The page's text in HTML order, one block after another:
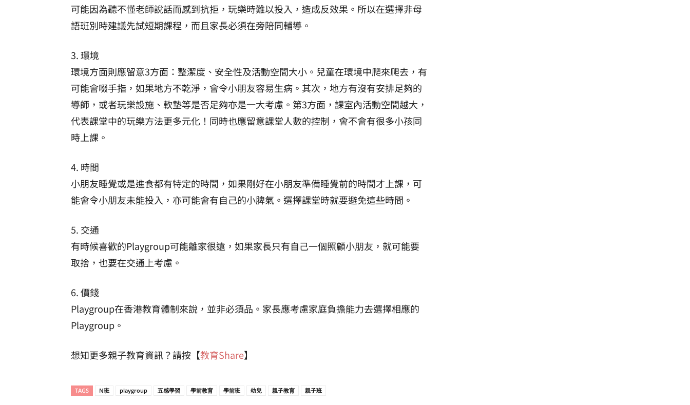
可能因為聽不懂老師說話而感到抗拒，玩樂時難以投入，造成反效果。所以在選擇非母
語班別時建議先試短期課程，而且家長必須在旁陪同輔導。
3. 環境
環境方面則應留意3方面：整潔度、安全性及活動空間大小。兒童在環境中爬來爬去，有
可能會啜手指，如果地方不乾淨，會令小朋友容易生病。其次，地方有沒有安排足夠的
導師，或者玩樂設施、軟墊等是否足夠亦是一大考慮。第3方面，課室內活動空間越大，
代表課堂中的玩樂方法更多元化！同時也應留意課堂人數的控制，會不會有很多小孩同
時上課。
4. 時間
小朋友睡覺或是進食都有特定的時間，如果剛好在小朋友準備睡覺前的時間才上課，可
能會令小朋友未能投入，亦可能會有自己的小脾氣。選擇課堂時就要避免這些時間。
5. 交通
有時候喜歡的Playgroup可能離家很遠，如果家長只有自己一個照顧小朋友，就可能要
取捨，也要在交通上考慮。
6. 價錢
Playgroup在香港教育體制來說，並非必須品。家長應考慮家庭負擔能力去選擇相應的
Playgroup。
想知更多親子教育資訊？請按【教育Share】
TAGS N班 playgroup 五感學習 學前教育 學前班 幼兒 親子教育 親子班